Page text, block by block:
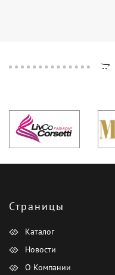
Страницы
Каталог
Новости
О Компании